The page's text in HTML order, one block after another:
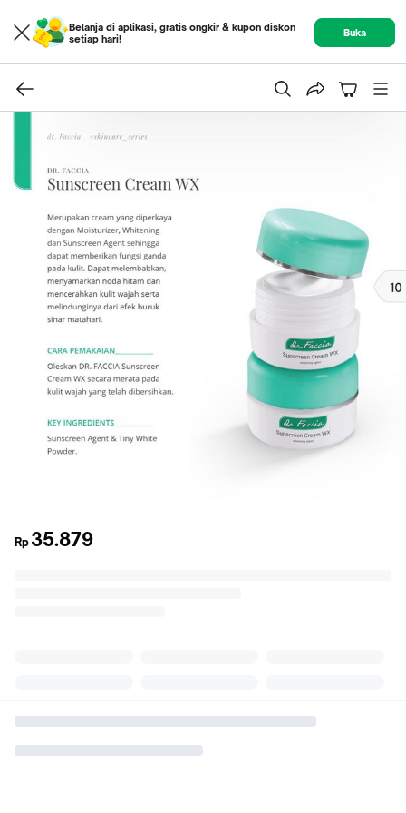
Belanja di aplikasi, gratis ongkir & kupon diskon
setiap hari!
Buka
Rp 35.879